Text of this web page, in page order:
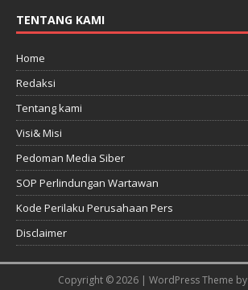
TENTANG KAMI
Home
Redaksi
Tentang kami
Visi& Misi
Pedoman Media Siber
SOP Perlindungan Wartawan
Kode Perilaku Perusahaan Pers
Disclaimer
Copyright © 2026 | WordPress Theme by